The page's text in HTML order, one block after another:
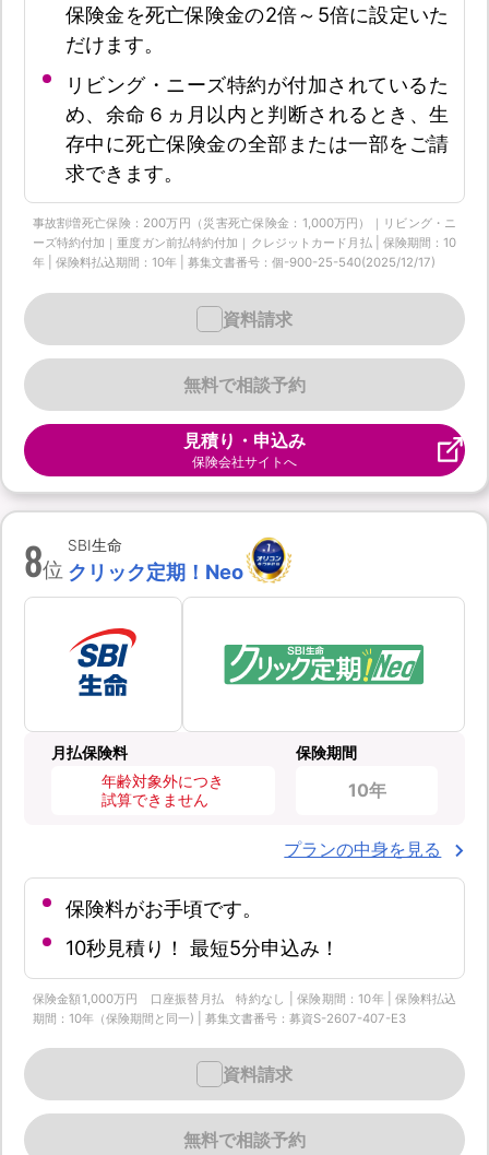
保険金を死亡保険金の2倍～5倍に設定いた
だけます。
リビング・ニーズ特約が付加されているた
め、余命６ヵ月以内と判断されるとき、生
存中に死亡保険金の全部または一部をご請
求できます。
事故割増死亡保険：200万円（災害死亡保険金：1,000万円）｜リビング・ニ
ーズ特約付加｜重度ガン前払特約付加｜クレジットカード月払 | 保険期間：10
年 | 保険料払込期間：10年 | 募集文書番号：個-900-25-540(2025/12/17)
無料で相談予約
資料請求
見積り・申込み
保険会社サイトへ
8位
SBI生命
クリック定期！Neo
月払保険料
年齢対象外につき
試算できません
保険期間
10年
プランの中身を見る
保険料がお手頃です。
10秒見積り！ 最短5分申込み！
保険金額1,000万円 口座振替月払 特約なし | 保険期間：10年 | 保険料払込
期間：10年（保険期間と同一) | 募集文書番号：募資S-2607-407-E3
無料で相談予約
資料請求